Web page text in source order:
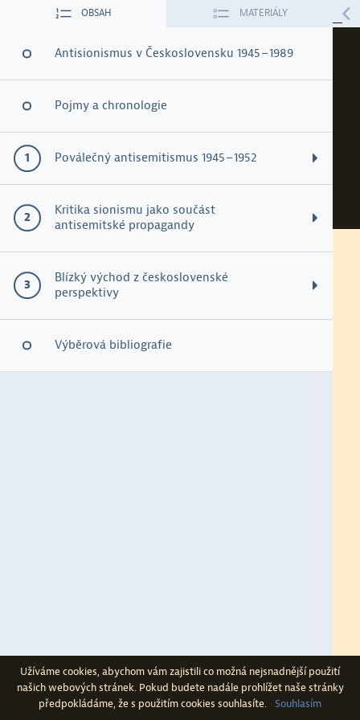
O PROJEKTU
OBSAH MATERIÁLY
Antisionismus v Československu 1945 – 1989
Pojmy a chronologie
Poválečný antisemitismus 1945 – 1952
Podoby poválečného antisemitismu
Židovské spiknutí
Židé a kapitalismus v padesátých letech 20. století
Kritika sionismu jako součást
antisemitské propagandy
Antisemitismus v éře státního socialismu
Izrael a kapitalismus
Blízký východ z československé
perspektivy
Arabsko-izraelský konflikt z československé perspektivy
Výběrová bibliografie
16. Obraz Izraele
v dobové a současné
publicistice
publicistice
Užíváme cookies, abychom vám zajistili co možná nejsnadnější použití
našich webových stránek. Pokud budete nadále prohlížet naše stránky
předpokládáme, že s použitím cookies souhlasíte.
Souhlasím